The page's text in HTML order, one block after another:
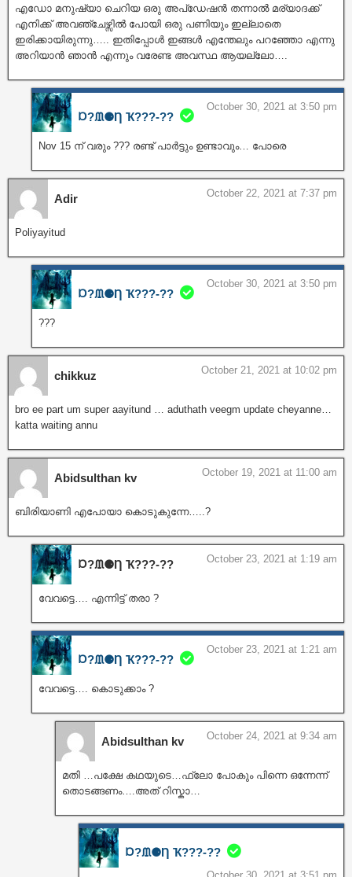
എഡോ മനുഷ്യാ ചെറിയ ഒരു അപ്ഡേഷൻ തന്നാൽ മര്യാദക്ക്
എനിക്ക് അവഞ്ചേഴ്സിൽ പോയി ഒരു പണിയും ഇല്ലാതെ
ഇരിക്കായിരുന്നു….. ഇതിപ്പോൾ ഇങ്ങൾ എന്തേലും പറഞ്ഞോ എന്നു
അറിയാൻ ഞാൻ എന്നും വരേണ്ട അവസ്ഥ ആയല്ലോ….
Ɒ?ᙢ⚈Ƞ Ҡ???‐??
October 30, 2021 at 3:50 pm
Nov 15 ന് വരും ??? രണ്ട് പാർട്ടും ഉണ്ടാവും… പോരെ
Adir October 22, 2021 at 7:37 pm
Poliyayitud
Ɒ?ᙢ⚈Ƞ Ҡ???‐??
October 30, 2021 at 3:50 pm
???
chikkuz October 21, 2021 at 10:02 pm
bro ee part um super aayitund … aduthath veegm update cheyanne…
katta waiting annu
Abidsulthan kv October 19, 2021 at 11:00 am
ബിരിയാണി എപോയാ കൊടുകുന്നേ…..?
Ɒ?ᙢ⚈Ƞ Ҡ???‐?? October 23, 2021 at 1:19 am
വേവട്ടെ…. എന്നിട്ട് തരാ ?
Ɒ?ᙢ⚈Ƞ Ҡ???‐??
October 23, 2021 at 1:21 am
വേവട്ടെ…. കൊടുക്കാം ?
Abidsulthan kv October 24, 2021 at 9:34 am
മതി …പക്ഷേ കഥയുടെ…ഫ്ലോ പോകും പിന്നെ ഒന്നേന്ന്
തൊടങ്ങണം….അത് റിസ്കാ…
Ɒ?ᙢ⚈Ƞ Ҡ???‐??